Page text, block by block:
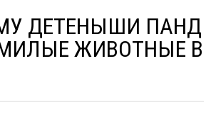
ДЕТЕНЫШИ ПАНД
ЖИВОТНЫЕ В